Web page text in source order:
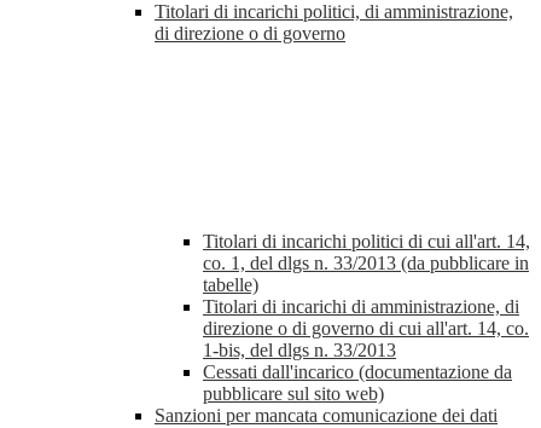
Titolari di incarichi politici, di amministrazione,
di direzione o di governo
Titolari di incarichi politici di cui all'art. 14,
co. 1, del dlgs n. 33/2013 (da pubblicare in
tabelle)
Titolari di incarichi di amministrazione, di
direzione o di governo di cui all'art. 14, co.
1-bis, del dlgs n. 33/2013
Cessati dall'incarico (documentazione da
pubblicare sul sito web)
Sanzioni per mancata comunicazione dei dati